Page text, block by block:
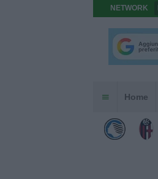
NETWORK
Home